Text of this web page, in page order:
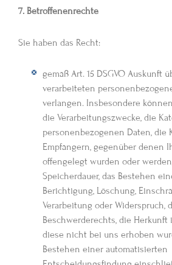
7. Betroffenenrechte
Sie haben das Recht:
gemäß Art. 15 DSGVO Auskunft
verarbeiteten
verlangen. Insbesondere
die Verarbeitungszwecke, die
personenbezogenen Daten, die
Empfängern, gegenüber denen
offengelegt wurden oder
Speicherdauer, das Bestehen
Berichtigung, Löschung,
Verarbeitung oder Widerspruch,
Beschwerderechts, die Herkunft
diese nicht bei uns erhoben
Bestehen einer automatisierten